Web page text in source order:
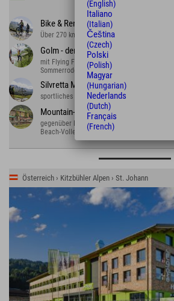
Bike & Rennrad
Über 270 km Strecke im Tal und auf dem Berg
Golm - der Erlebnisberg
mit Flying Fox über Stausee, Kletterwald
Sommerrodelbahn
Silvretta Montafon
sportliches Alpental: wandern, biken, rodeln,
Mountain-Beach
gegenüber Explorer Hotel Montafon. Tolles
Beach-Volleyball und Blobbing.
Österreich › Kitzbühler Alpen › St. Johann
(English)
Italiano
(Italian)
Čeština
(Czech)
Polski
(Polish)
Magyar
(Hungarian)
Nederlands
(Dutch)
Français
(French)